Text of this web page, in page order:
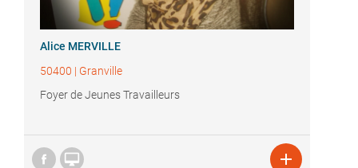
Alice MERVILLE
50400 | Granville
Foyer de Jeunes Travailleurs
 